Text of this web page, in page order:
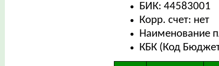
БИК: 44583001
Корр. счет: нет
Наименование
КБК (Код